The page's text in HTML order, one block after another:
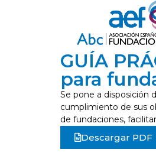
GUÍA
para
Se pone a disposición
cumplimiento de sus
de fundaciones,
Descargar PDF